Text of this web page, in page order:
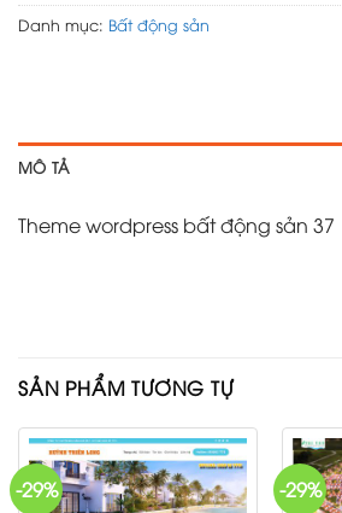
Danh mục: Bất động sản
MÔ TẢ
Theme wordpress bất động sản 37
SẢN PHẨM TƯƠNG TỰ
-29% -29%